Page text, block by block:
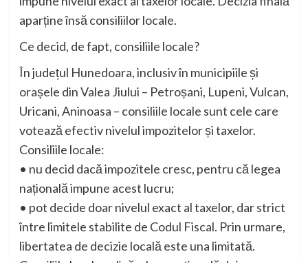
aparține însă consiliilor locale.
Ce decid, de fapt, consiliile locale?
În județul Hunedoara, inclusiv în municipiile și
orașele din Valea Jiului – Petroșani, Lupeni, Vulcan,
Uricani, Aninoasa – consiliile locale sunt cele care
votează efectiv nivelul impozitelor și taxelor.
Consiliile locale:
• nu decid dacă impozitele cresc, pentru că legea
națională impune acest lucru;
• pot decide doar nivelul exact al taxelor, dar strict
între limitele stabilite de Codul Fiscal. Prin urmare,
libertatea de decizie locală este una limitată.